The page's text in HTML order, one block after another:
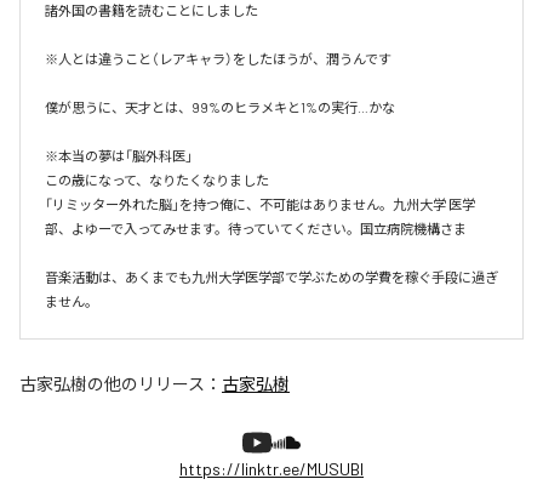
諸外国の書籍を読むことにしました
※人とは違うこと（レアキャラ）をしたほうが、潤うんです
僕が思うに、天才とは、99%のヒラメキと1%の実行…かな
※本当の夢は「脳外科医」
この歳になって、なりたくなりました
「リミッター外れた脳」を持つ俺に、不可能はありません。九州大学 医学
部、よゆーで入ってみせます。待っていてください。国立病院機構さま
音楽活動は、あくまでも九州大学医学部で学ぶための学費を稼ぐ手段に過ぎ
ません。
古家弘樹の他のリリース： 古家弘樹
https://linktr.ee/MUSUBI